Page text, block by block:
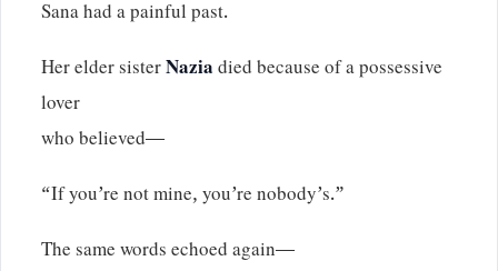
Sana had a painful past.
Her elder sisterNaziadied because of a possessive
lover
who believed—
“If you’re not mine, you’re nobody’s.”
The same words echoed again—